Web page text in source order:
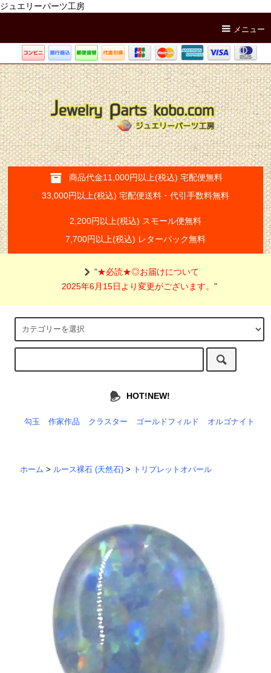
ジュエリーパーツ工房
メニュー
商品代金11,000円以上(税込) 宅配便無料
33,000円以上(税込) 宅配便送料・代引手数料無料
2,200円以上(税込) スモール便無料
7,700円以上(税込) レターパック無料
"★必読★◎お届けについて
2025年6月15日より変更がございます。"
HOT!NEW!
勾玉 作家作品 クラスター ゴールドフィルド オルゴナイト
ホーム > ルース裸石 (天然石) > トリプレットオパール